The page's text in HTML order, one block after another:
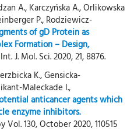
A., Karczyńska A., Orlikowska
P., Rodziewicz-
of gD Protein as
Formation – Design,
J. Mol. Sci. 2020, 21, 8876.
K., Gensicka-
Maleckade I.,
anticancer agents which
enzyme inhibitors.
130, October 2020, 110515